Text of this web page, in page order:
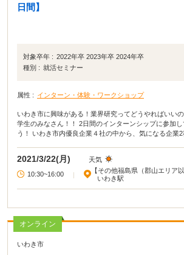
日間】
対象卒年 : 2022年卒 2023年卒 2024年卒
種別 : 就活セミナー
属性 : インターン・体験・ワークショップ
いわき市に興味がある！業界研究ってどうやればいい
学生のみなさん！！ 2日間のインターンシップに参加
う！ いわき市内優良企業４社の中から、気になる企業2
2021/3/22(月)
天気
10:30~16:00
|
【その他福島県（郡山エリア以
いわき駅
オンライン
いわき市